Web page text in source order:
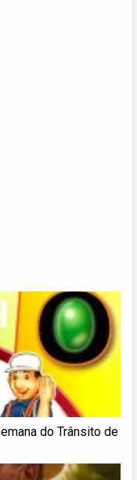
do Trânsito de